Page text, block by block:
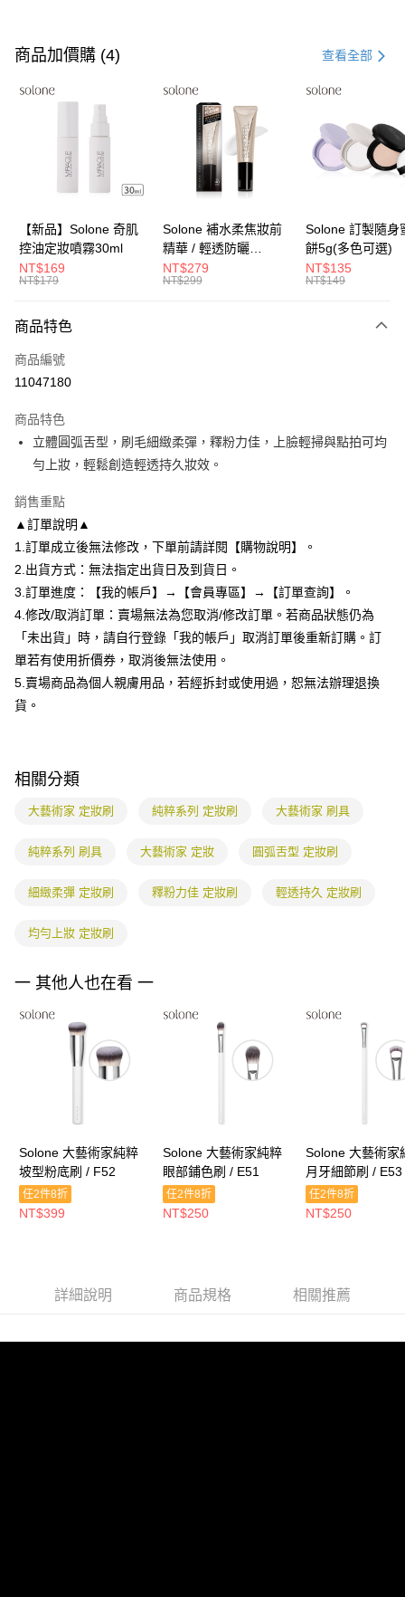
信用卡一次付款
超商取貨付款
Apple Pay
悠遊付
Google Pay
全盈+PAY
大哥付你分期
【大哥付你分期使用說明】
1.本服務由台灣大哥大提供，台灣大哥大用戶可立即使用無須另外申請。
流程，驗證手機門號後，選擇欲分期的期數、繳款截止日，確認付款後即完
成交易。
3.實際核准額度、可分期數及費用金額請依後續交易確認頁面所載為準。
4.訂單成立30分鐘內，如未前往確認交易或遇審核未通過，訂單將自動取
法說明評估內容。
【繳款方式說明】
1.分期款項不併入電信帳單，「大哥付你分期」於每月結算日後寄送繳費提
醒簡訊。
帳／街口支付／iPASS MONEY」等通路繳費。
【注意事項】
1.本服務係由「台灣大哥大股份有限公司」（以下簡稱本公司）所提供，讓
用戶於交易時，得透過本服務購買商品或服務，並由商店將買賣／分期付款
買賣價金債權讓與本公司後，依約使用本公司帳單繳交帳款。
資料（包含姓名、電話或地址）提供予台灣大哥大進項蒐集、處理及利用，
由本公司與您本人進行分期帳單所需資料之確認、核對及更正。
AFTEE先享後付
【關於「AFTEE先享後付」】
AFTEE先享後付是「在收到商品之後才付款」的支付方式。 讓您購物簡單
便利好安心！
１．簡單：不需註冊會員、不需綁卡、不需儲值。
３．安心：先確認商品／服務後，再付款。
【「AFTEE先享後付」結帳流程】
１．於結帳方式選擇「AFTEE先享後付」後，將跳轉至「AFTEE先享後付」
結帳頁面，進行簡訊認證並確認金額後，即可完成結帳。
３．收到繳費通知簡訊後14天內，點擊此簡訊中的連結，可透過四大超商／
ATM／網路銀行／等多元方式進行付款，方視為交易完成。
※ 請注意：結帳手續完成當下不需立刻繳費，但若您需要取消訂單，請聯絡
購買商品的店家。未經商家同意取消之訂單仍視為有效，需透過AFTEE先享
後付繳納相關費用。
※ 交易是否成功請以「AFTEE先享後付 」之結帳頁面顯示為準，若有關於
客戶支援中心」
易，需依本服務之必要範圍內提供個人資料，並將交易相關給付款項請求債
２．關於個人資料處理事宜，請瀏覽以下網址：
３．未成年的使用者請事先徵得法定代理人或監護人之同意方可使用
「AFTEE先享後付」，若未經同意申辦者引起之損失，本公司不負相關責
４．使用「AFTEE先享後付」時，將依據個別帳號之用戶狀況，依本公司即
請求用戶進行身份認證。
５．嚴禁一人註冊多個帳號或使用他人資訊註冊。若發現惡意使用之情形，
ATM付款
全家付款取貨
每筆NT$80，滿NT$699(含以上)免運費
付款後全家取貨
每筆NT$80，滿NT$699(含以上)免運費
7-11付款取貨
每筆NT$80，滿NT$699(含以上)免運費
付款後7-11取貨
每筆NT$80，滿NT$699(含以上)免運費
商品加價購 (4) 查看全部
【新品】Solone 奇肌
控油定妝噴霧30ml
NT$169
NT$179
Solone 補水柔焦妝前
精華 / 輕透防曬
SPF40★★★★(30ml)
NT$279
NT$299
Solone 訂製隨身
餅5g(多色可選)
NT$135
NT$149
商品特色
商品編號
11047180
商品特色
立體圓弧舌型，刷毛細緻柔彈，釋粉力佳，上臉輕掃與點拍可均
勻上妝，輕鬆創造輕透持久妝效。
銷售重點
▲訂單說明▲
1.訂單成立後無法修改，下單前請詳閱【購物說明】。
2.出貨方式：無法指定出貨日及到貨日。
3.訂單進度：【我的帳戶】→【會員專區】→【訂單查詢】。
4.修改/取消訂單：賣場無法為您取消/修改訂單。若商品狀態仍為
「未出貨」時，請自行登錄「我的帳戶」取消訂單後重新訂購。訂
單若有使用折價券，取消後無法使用。
5.賣場商品為個人親膚用品，若經拆封或使用過，恕無法辦理退換
貨。
相關分類
大藝術家 定妝刷 純粹系列 定妝刷 大藝術家 刷具
純粹系列 刷具 大藝術家 定妝 圓弧舌型 定妝刷
細緻柔彈 定妝刷 釋粉力佳 定妝刷 輕透持久 定妝刷
均勻上妝 定妝刷
一 其他人也在看 一
Solone 大藝術家純粹
坡型粉底刷 / F52
任2件8折
NT$399
Solone 大藝術家純粹
眼部鋪色刷 / E51
任2件8折
NT$250
Solone 大藝術家
月牙細節刷 / E53
任2件8折
NT$250
詳細說明 商品規格 相關推薦